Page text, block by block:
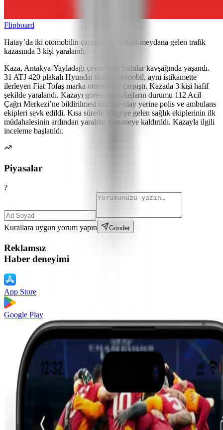
Flipboard
Hatay’da iki otomobilin çarpışması sonucu meydana gelen trafik
kazasında 3 kişi yaralandı.
Kaza, Antakya-Yayladağı çevre yolu Sofular kavşağında yaşandı.
31 ATJ 420 plakalı Hyundai marka otomobil, aynı istikamette
ilerleyen Fiat Tofaş marka otomobille çarpıştı. Kazada 3 kişi hafif
şekilde yaralandı. Kazayı gören vatandaşların durumu 112 Acil
Çağrı Merkezi’ne bildirilmesi üzerine olay yerine polis ve ambulans
ekipleri sevk edildi. Kısa sürede bölgeye gelen sağlık ekiplerinin ilk
müdahalesinin ardından yaralılar hastaneye kaldırıldı. Kazayla ilgili
inceleme başlatıldı.
Piyasalar
?
Kurallara uygun yorum yapın Gönder
Reklamsız
Haber deneyimi
App Store
Google Play